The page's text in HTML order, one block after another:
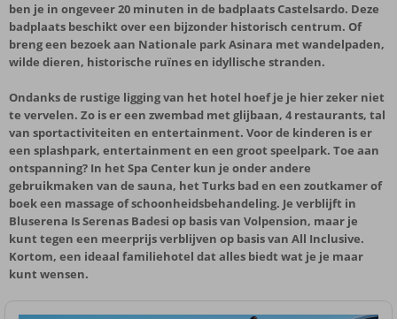
ben je in ongeveer 20 minuten in de badplaats Castelsardo. Deze
badplaats beschikt over een bijzonder historisch centrum. Of
breng een bezoek aan Nationale park Asinara met wandelpaden,
wilde dieren, historische ruïnes en idyllische stranden.
Ondanks de rustige ligging van het hotel hoef je je hier zeker niet
te vervelen. Zo is er een zwembad met glijbaan, 4 restaurants, tal
van sportactiviteiten en entertainment. Voor de kinderen is er
een splashpark, entertainment en een groot speelpark. Toe aan
ontspanning? In het Spa Center kun je onder andere
gebruikmaken van de sauna, het Turks bad en een zoutkamer of
boek een massage of schoonheidsbehandeling. Je verblijft in
Bluserena Is Serenas Badesi op basis van Volpension, maar je
kunt tegen een meerprijs verblijven op basis van All Inclusive.
Kortom, een ideaal familiehotel dat alles biedt wat je je maar
kunt wensen.